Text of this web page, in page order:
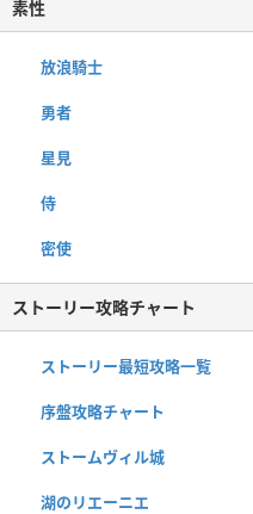
素性
放浪騎士
勇者
星見
侍
密使
ストーリー攻略チャート
ストーリー最短攻略一覧
序盤攻略チャート
ストームヴィル城
湖のリエーニエ